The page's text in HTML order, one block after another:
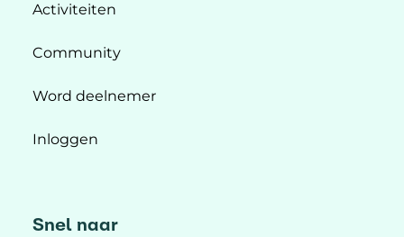
Activiteiten
Community
Word deelnemer
Inloggen
Snel naar